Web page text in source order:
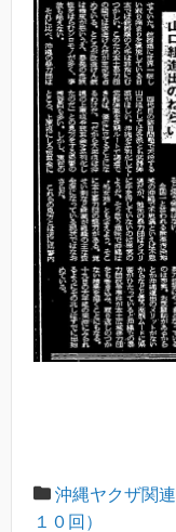
沖縄ヤクザ関連
１０回）